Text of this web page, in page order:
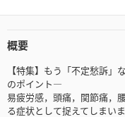
概要
【特集】もう「不定愁訴
のポイント―
易疲労感，頭痛，関節痛，
る症状として捉えてしまい